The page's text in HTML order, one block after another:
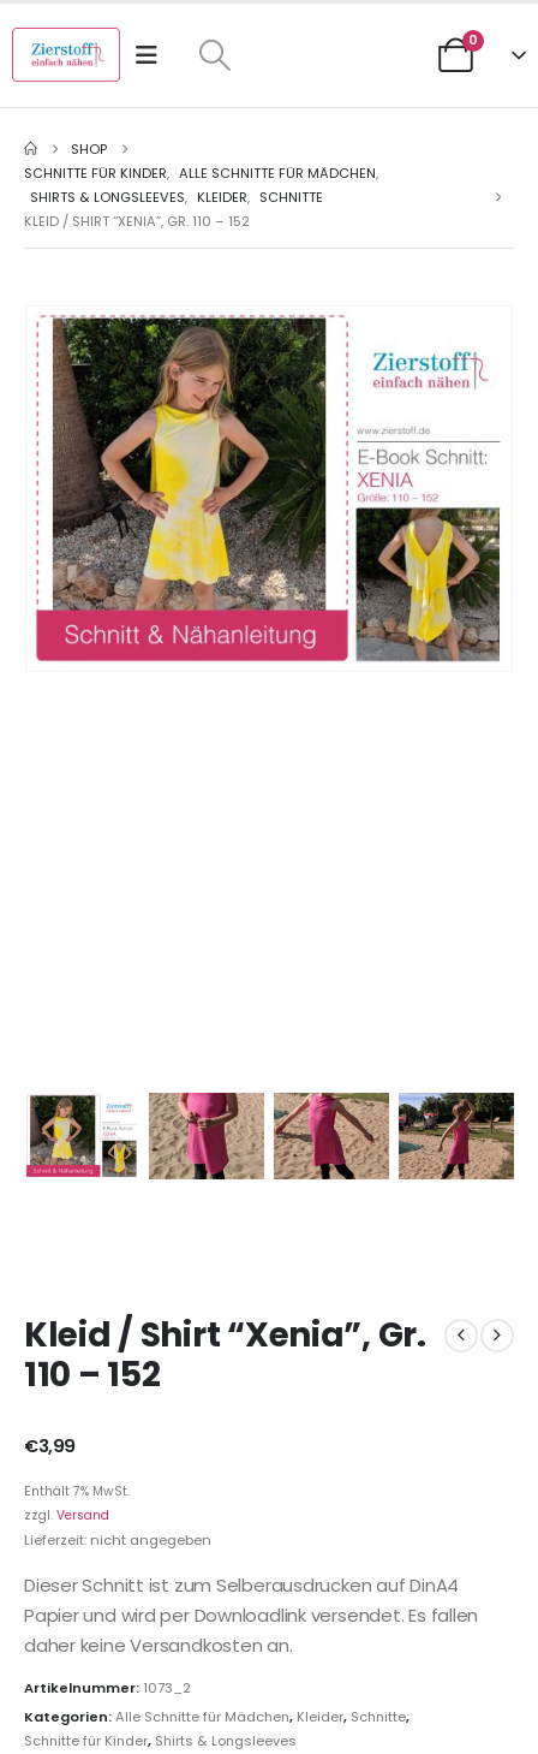
0
SHOP
SCHNITTE FÜR KINDER, ALLE SCHNITTE FÜR MÄDCHEN,
SHIRTS & LONGSLEEVES, KLEIDER, SCHNITTE
KLEID / SHIRT “XENIA”, GR. 110 – 152
Kleid / Shirt “Xenia”, Gr.
110 – 152
€3,99
Enthält 7% MwSt.
zzgl. Versand
Lieferzeit: nicht angegeben
Dieser Schnitt ist zum Selberausdrucken auf DinA4
Papier und wird per Downloadlink versendet. Es fallen
daher keine Versandkosten an.
Artikelnummer: 1073_2
Kategorien:Alle Schnitte für Mädchen, Kleider, Schnitte,
Schnitte für Kinder, Shirts & Longsleeves